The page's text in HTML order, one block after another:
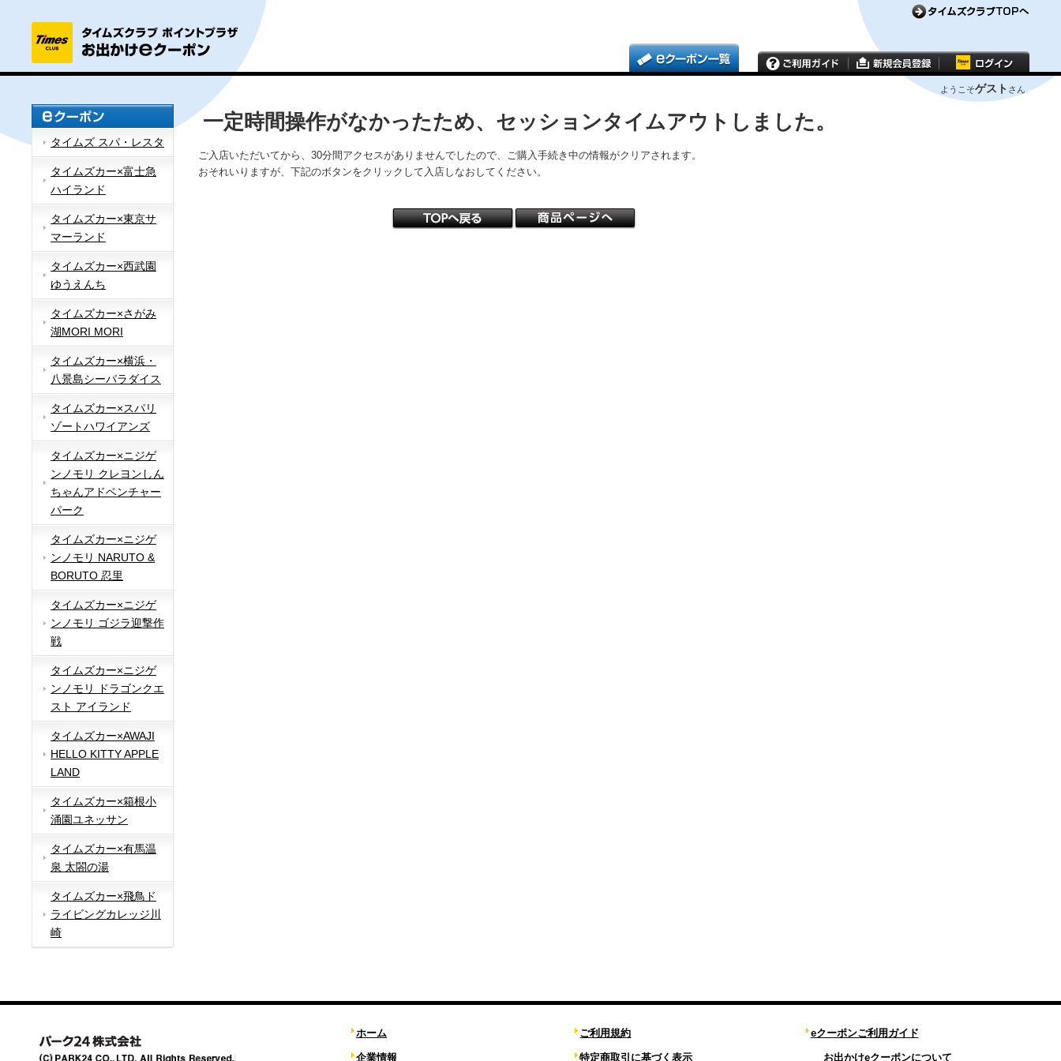
ようこそゲスト さん
タイムズ スパ・レスタ
タイムズカー×富士急
ハイランド
タイムズカー×東京サ
マーランド
タイムズカー×西武園
ゆうえんち
タイムズカー×さがみ
湖MORI MORI
タイムズカー×横浜・
八景島シーパラダイス
タイムズカー×スパリ
ゾートハワイアンズ
タイムズカー×ニジゲ
ンノモリ クレヨンしん
ちゃんアドベンチャー
パーク
タイムズカー×ニジゲ
ンノモリ NARUTO &
BORUTO 忍里
タイムズカー×ニジゲ
ンノモリ ゴジラ迎撃作
戦
タイムズカー×ニジゲ
ンノモリ ドラゴンクエ
スト アイランド
タイムズカー×AWAJI
HELLO KITTY APPLE
LAND
タイムズカー×箱根小
涌園ユネッサン
タイムズカー×有馬温
泉 太閤の湯
タイムズカー×飛鳥ド
ライビングカレッジ川
崎
一定時間操作がなかったため、セッションタイムアウトしました。
ご入店いただいてから、30分間アクセスがありませんでしたので、ご購入手続き中の情報がクリアされます。
おそれいりますが、下記のボタンをクリックして入店しなおしてください。
ホーム
企業情報
ご利用規約
特定商取引に基づく表示
eクーポンご利用ガイド
お出かけeクーポンについて